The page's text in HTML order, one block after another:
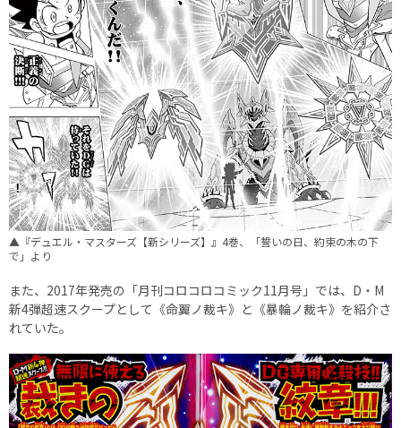
▲『デュエル・マスターズ【新シリーズ】』4巻、「誓いの日、約束の木の下
で」より
また、2017年発売の「月刊コロコロコミック11月号」では、D・M
新4弾超速スクープとして《命翼ノ裁キ》と《暴輪ノ裁キ》を紹介さ
れていた。